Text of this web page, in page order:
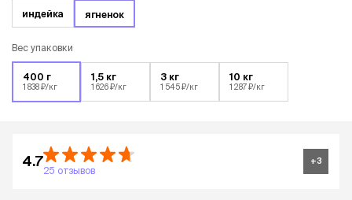
индейка ягненок
Вес упаковки
400 г
1 838 ₽/кг
1,5 кг
1 626 ₽/кг
3 кг
1 545 ₽/кг
10 кг
1 287 ₽/кг
4.7
25 отзывов
+3